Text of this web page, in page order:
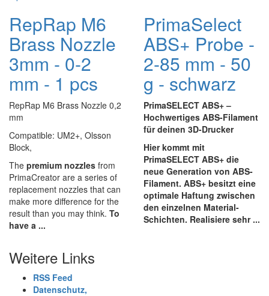
RepRap M6
Brass Nozzle
3mm - 0-2
mm - 1 pcs
RepRap M6 Brass Nozzle 0,2
mm
Compatible: UM2+, Olsson
Block,
The premium nozzles from
PrimaCreator are a series of
replacement nozzles that can
make more difference for the
result than you may think. To
have a ...
PrimaSelect
ABS+ Probe -
2-85 mm - 50
g - schwarz
PrimaSELECT ABS+ –
Hochwertiges ABS-Filament
für deinen 3D-Drucker
Hier kommt mit
PrimaSELECT ABS+ die
neue Generation von ABS-
Filament. ABS+ besitzt eine
optimale Haftung zwischen
den einzelnen Material-
Schichten. Realisiere sehr ...
Weitere Links
RSS Feed
Datenschutz,